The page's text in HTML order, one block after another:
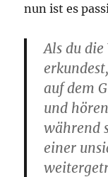
nun ist es
Als du
auf dem
und
während
einer